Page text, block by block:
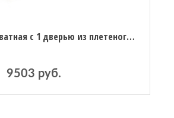
Тумбочка прикроватная с 1 дверью из плетеного ротанга Tempa единый размер каштановый
9503 руб.